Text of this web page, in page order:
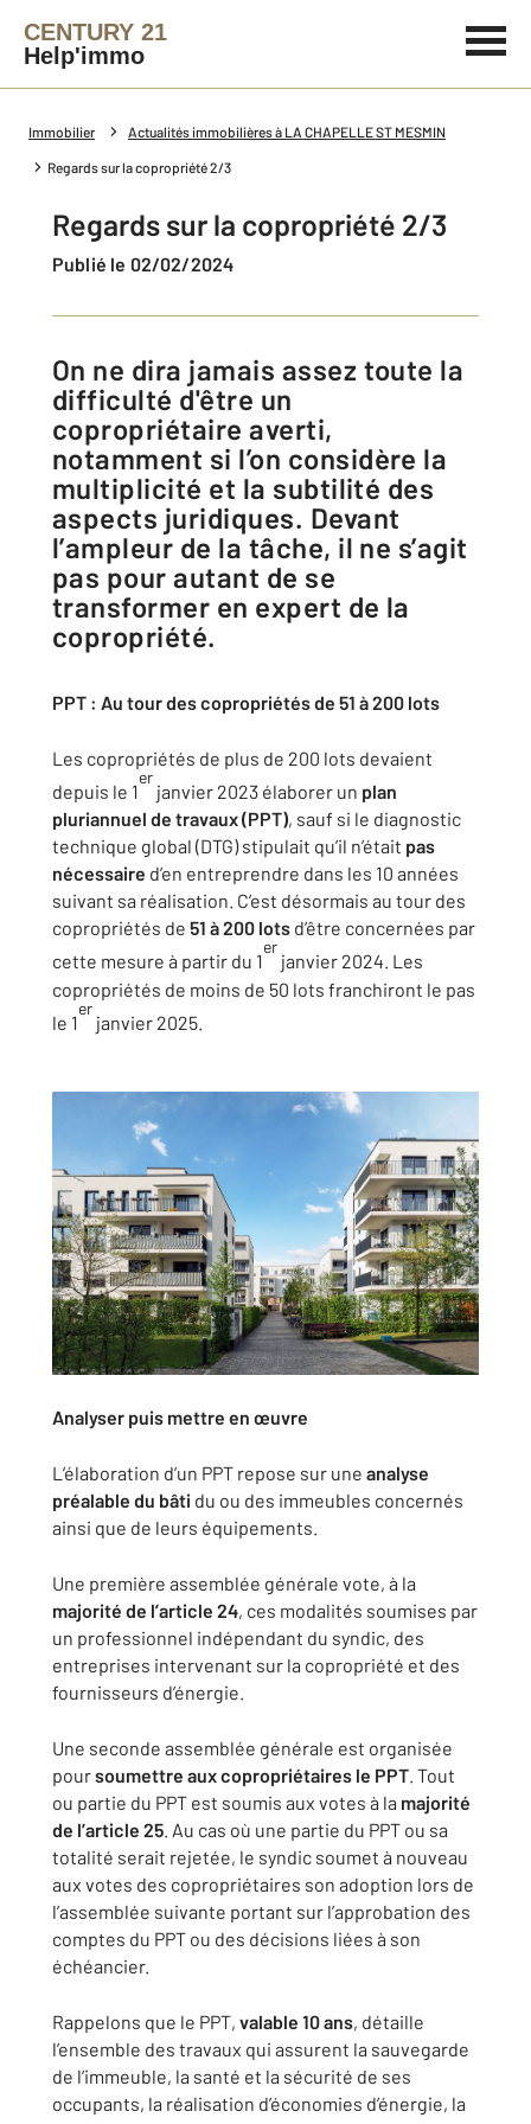
CENTURY 21
Help'immo
Immobilier Actualités immobilières à LA CHAPELLE ST MESMIN
Regards sur la copropriété 2/3
Regards sur la copropriété 2/3
Publié le 02/02/2024
On ne dira jamais assez toute la
difficulté d'être un
copropriétaire averti,
notamment si l’on considère la
multiplicité et la subtilité des
aspects juridiques. Devant
l’ampleur de la tâche, il ne s’agit
pas pour autant de se
transformer en expert de la
copropriété.
PPT : Au tour des copropriétés de 51 à 200 lots
Les copropriétés de plus de 200 lots devaient
depuis le 1
er
janvier 2023 élaborer un plan
pluriannuel de travaux (PPT), sauf si le diagnostic
technique global (DTG) stipulait qu’il n’était pas
nécessaire d’en entreprendre dans les 10 années
suivant sa réalisation. C’est désormais au tour des
copropriétés de 51 à 200 lots d’être concernées par
cette mesure à partir du 1
er
janvier 2024. Les
copropriétés de moins de 50 lots franchiront le pas
le 1
er
janvier 2025.
Analyser puis mettre en œuvre
L’élaboration d’un PPT repose sur une analyse
préalable du bâti du ou des immeubles concernés
ainsi que de leurs équipements.
Une première assemblée générale vote, à la
majorité de l’article 24, ces modalités soumises par
un professionnel indépendant du syndic, des
entreprises intervenant sur la copropriété et des
fournisseurs d’énergie.
Une seconde assemblée générale est organisée
poursoumettre aux copropriétaires le PPT . Tout
ou partie du PPT est soumis aux votes à la majorité
de l’article 25 . Au cas où une partie du PPT ou sa
totalité serait rejetée, le syndic soumet à nouveau
aux votes des copropriétaires son adoption lors de
l’assemblée suivante portant sur l’approbation des
comptes du PPT ou des décisions liées à son
échéancier.
Rappelons que le PPT, valable 10 ans, détaille
l’ensemble des travaux qui assurent la sauvegarde
de l’immeuble, la santé et la sécurité de ses
occupants, la réalisation d’économies d’énergie, la